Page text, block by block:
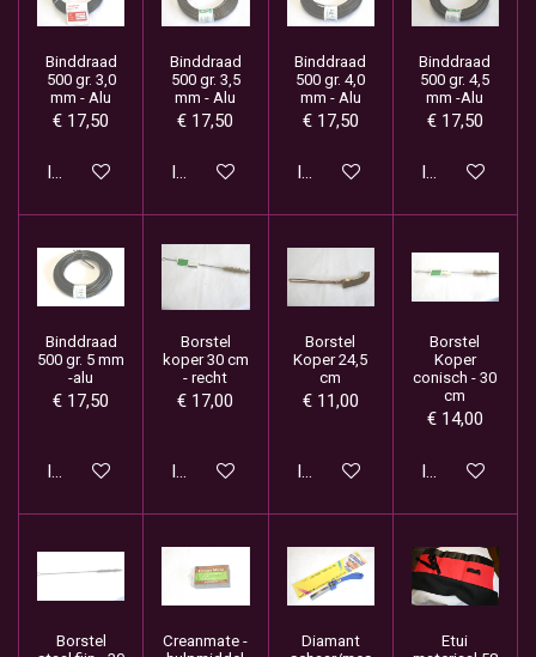
Binddraad
500 gr. 3,0
mm - Alu
€ 17,50
In winkelwagen
Binddraad
500 gr. 3,5
mm - Alu
€ 17,50
In winkelwagen
Binddraad
500 gr. 4,0
mm - Alu
€ 17,50
In winkelwagen
Binddraad
500 gr. 4,5
mm -Alu
€ 17,50
In
Binddraad
500 gr. 5 mm
-alu
€ 17,50
In winkelwagen
Borstel
koper 30 cm
- recht
€ 17,00
In winkelwagen
Borstel
Koper 24,5
cm
€ 11,00
In winkelwagen
Borstel
Koper
conisch - 30
cm
€ 14,00
In
Borstel
Creanmate -
Diamant
Etui